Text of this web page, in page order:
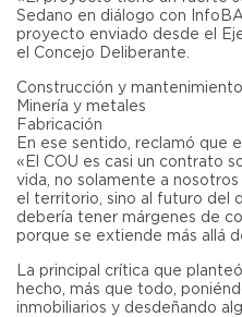
Sedano en diálogo con
proyecto enviado desde el
el Concejo Deliberante.
Construcción y mantenimiento
Minería y metales
Fabricación
En ese sentido, reclamó que
«El COU es casi un contrato
vida, no solamente a
el territorio, sino al futuro del
debería tener márgenes de
porque se extiende más allá
La principal crítica que
hecho, más que todo,
inmobiliarios y desdeñando